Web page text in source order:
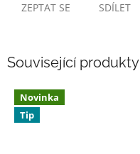
ZEPTAT SE SDÍLET
Související produkty
Novinka
Tip